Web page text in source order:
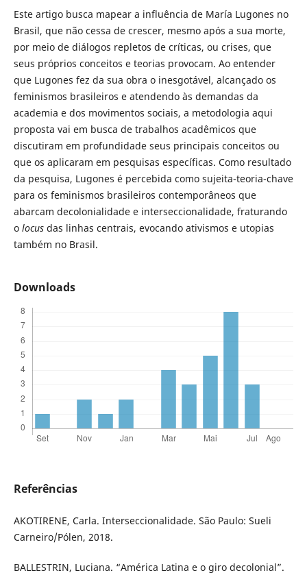
Este artigo busca mapear a influência de María Lugones no
Brasil, que não cessa de crescer, mesmo após a sua morte,
por meio de diálogos repletos de críticas, ou crises, que
seus próprios conceitos e teorias provocam. Ao entender
que Lugones fez da sua obra o inesgotável, alcançado os
feminismos brasileiros e atendendo às demandas da
academia e dos movimentos sociais, a metodologia aqui
proposta vai em busca de trabalhos acadêmicos que
discutiram em profundidade seus principais conceitos ou
que os aplicaram em pesquisas específicas. Como resultado
da pesquisa, Lugones é percebida como sujeita-teoria-chave
para os feminismos brasileiros contemporâneos que
abarcam decolonialidade e interseccionalidade, fraturando
o locusdas linhas centrais, evocando ativismos e utopias
também no Brasil.
Downloads
Referências
AKOTIRENE, Carla. Interseccionalidade. São Paulo: Sueli
Carneiro/Pólen, 2018.
BALLESTRIN, Luciana. “América Latina e o giro decolonial”.